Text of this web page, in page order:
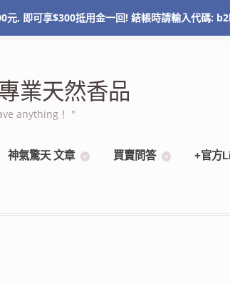
NT$0 0 items
業天然香品
anything！ "
神氣驚天 文章 買賣問答 +官方
元, 即可享$300抵用金一回! 結帳時請輸入代碼: